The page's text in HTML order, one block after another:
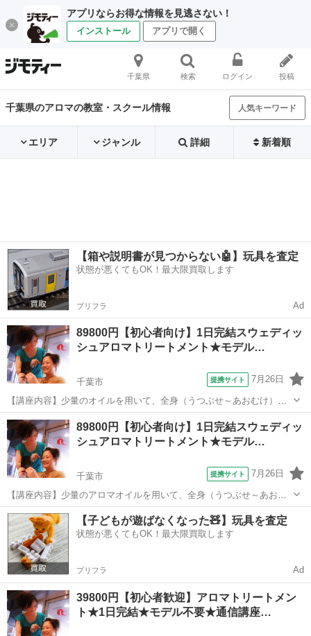
アプリならお得な情報を見逃さない！
インストール アプリで開く
千葉県 検索 ログイン 投稿
千葉県のアロマの教室・スクール情報 人気キーワード
エリア ジャンル 詳細 新着順
【箱や説明書が見つからない🤖】玩具を査定
状態が悪くてもOK！最大限買取します
プリフラ Ad
89800円【初心者向け】1日完結スウェディッ
シュアロマトリートメント★モデル…
千葉市 提携サイト 7月26日
【講座内容】少量のオイルを用いて、全身（うつぶせ～あおむけ）の
技術を1日完結７時間程度で、マンツーマンレッスンで学習できます。
実技中心ですが、トラブル回避の為、学科も行います。お一人の方も
お気軽にお越し下さい。修了証ディプロ...
千葉 千葉市 アロマ
89800円【初心者向け】1日完結スウェディッ
シュアロマトリートメント★モデル…
千葉市 提携サイト 7月26日
【講座内容】少量のアロマオイルを用いて、全身（うつぶせ～あおむ
け）の技術を1日完結７時間程度で、マンツーマンレッスンで学習でき
ます。実技中心ですが、トラブル回避の為、学科も行います。お一人
の方もお気軽にお越し下さい。修了証デ...
千葉 千葉市 アロマ
【子どもが遊ばなくなった🧸】玩具を査定
状態が悪くてもOK！最大限買取します
プリフラ Ad
39800円【初心者歓迎】アロマトリートメン
ト★1日完結★モデル不要★通信講座…